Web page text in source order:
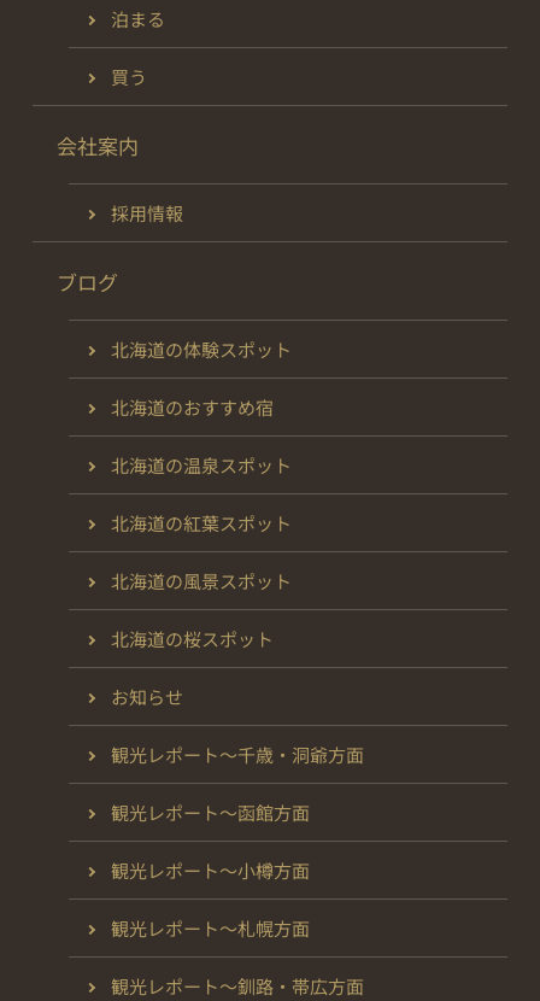
泊まる
買う
会社案内
採用情報
ブログ
北海道の体験スポット
北海道のおすすめ宿
北海道の温泉スポット
北海道の紅葉スポット
北海道の風景スポット
北海道の桜スポット
お知らせ
観光レポート～千歳・洞爺方面
観光レポート～函館方面
観光レポート～小樽方面
観光レポート～札幌方面
観光レポート～釧路・帯広方面